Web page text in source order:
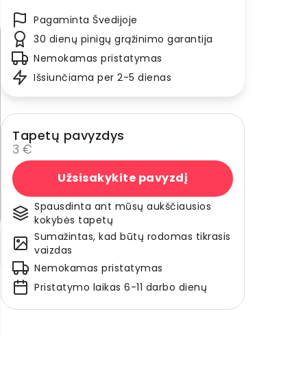
Pagaminta Švedijoje
30 dienų pinigų grąžinimo garantija
Nemokamas pristatymas
Išsiunčiama per 2-5 dienas
Tapetų pavyzdys
3 €
Užsisakykite pavyzdį
Spausdinta ant mūsų aukščiausios
kokybės tapetų
Sumažintas, kad būtų rodomas tikrasis
vaizdas
Nemokamas pristatymas
Pristatymo laikas 6-11 darbo dienų